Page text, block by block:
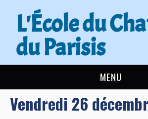
L'École du
du Parisis
MENU
L’ÉCOLE DU CHAT
Vendredi 26